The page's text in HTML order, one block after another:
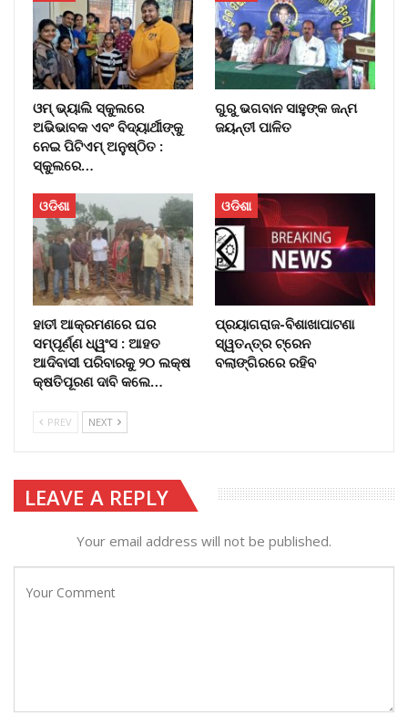
ଓମ୍‌ ଭ୍ୟାଲି ସ୍କୁଲରେ
ଅଭିଭାବକ ଏବଂ ବିଦ୍ୟାର୍ଥୀଙ୍କୁ
ନେଇ ପିଟିଏମ୍‌ ଅନୁଷ୍ଠିତ :
ସ୍କୁଲରେ…
ଗୁରୁ ଭଗବାନ ସାହୁଙ୍କ ଜନ୍ମ
ଜୟନ୍ତୀ ପାଳିତ
ଓଡିଶା
ହାତୀ ଆକ୍ରମଣରେ ଘର
ସମ୍ପୂର୍ଣ୍ଣ ଧ୍ୱଂସ : ଆହତ
ଆଦିବାସୀ ପରିବାରକୁ ୨୦ ଲକ୍ଷ
କ୍ଷତିପୂରଣ ଦାବି କଲେ…
ଓଡିଶା
ପ୍ରୟାଗରାଜ-ବିଶାଖାପାଟଣା
ସ୍ୱତନ୍ତ୍ର ଟ୍ରେନ
ବଲାଙ୍ଗିରରେ ରହିବ
PREV NEXT
LEAVE A REPLY
Your email address will not be published.